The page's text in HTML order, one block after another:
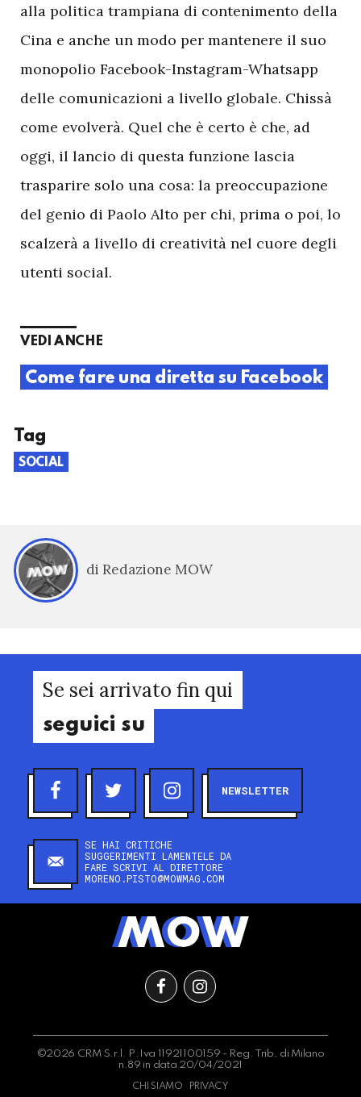
alla politica trampiana di contenimento della
Cina e anche un modo per mantenere il suo
monopolio Facebook-Instagram-Whatsapp
delle comunicazioni a livello globale. Chissà
come evolverà. Quel che è certo è che, ad
oggi, il lancio di questa funzione lascia
trasparire solo una cosa: la preoccupazione
del genio di Paolo Alto per chi, prima o poi, lo
scalzerà a livello di creatività nel cuore degli
utenti social.
VEDI ANCHE
Come fare una diretta su Facebook
Tag
SOCIAL
di Redazione MOW
Se sei arrivato fin qui
seguici su
NEWSLETTER
SE HAI CRITICHE
SUGGERIMENTI LAMENTELE DA
FARE SCRIVI AL DIRETTORE
MORENO.PISTO@MOWMAG.COM
©2026 CRM S.r.l. P.Iva 11921100159 - Reg. Trib. di Milano
n.89 in data 20/04/2021
CHI SIAMO PRIVACY